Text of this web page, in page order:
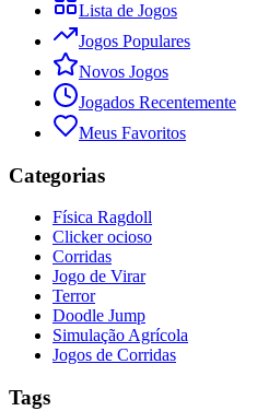
Lista de Jogos
Jogos Populares
Novos Jogos
Jogados Recentemente
Meus Favoritos
Categorias
Física Ragdoll
Clicker ocioso
Corridas
Jogo de Virar
Terror
Doodle Jump
Simulação Agrícola
Jogos de Corridas
Tags